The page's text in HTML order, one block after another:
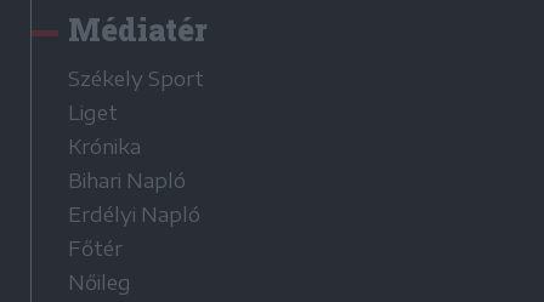
Médiatér
Székely Sport
Liget
Krónika
Bihari Napló
Erdélyi Napló
Főtér
Nőileg